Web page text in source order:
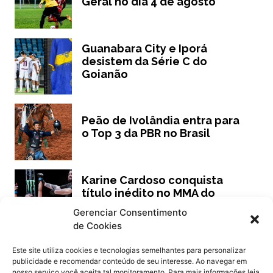
Gerenciar Consentimento
de Cookies
Este site utiliza cookies e tecnologias semelhantes para personalizar
publicidade e recomendar conteúdo de seu interesse. Ao navegar em
Guanabara City e Iporá
desistem da Série C do
Goianão
Peão de Ivolândia entra para
o Top 3 da PBR no Brasil
Karine Cardoso conquista
título inédito no MMA do
México
SigaOeste Goiano Notícias